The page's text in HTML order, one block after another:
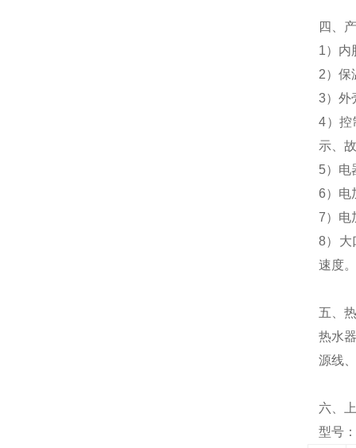
四、
1）内
2）保
3）外
4）控
示、
5）电
6）电
7）电
8）大
速度。
五、
热水
源线
六、
型号